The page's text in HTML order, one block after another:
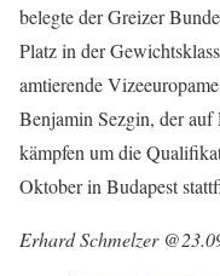
belegte der Greizer
Platz in der
amtierende
Benjamin Sezgin, der
kämpfen um die
Oktober in Budapest
Erhard Schmelzer